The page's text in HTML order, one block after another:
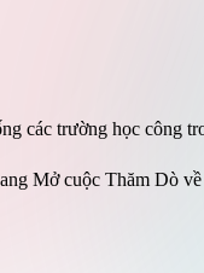
các trường học công
Mở cuộc Thăm Dò